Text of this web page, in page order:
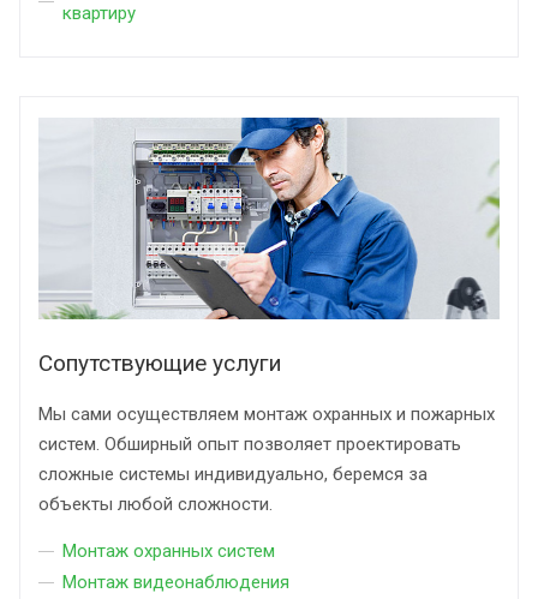
квартиру
Сопутствующие услуги
Мы сами осуществляем монтаж охранных и пожарных
систем. Обширный опыт позволяет проектировать
сложные системы индивидуально, беремся за
объекты любой сложности.
Монтаж охранных систем
Монтаж видеонаблюдения